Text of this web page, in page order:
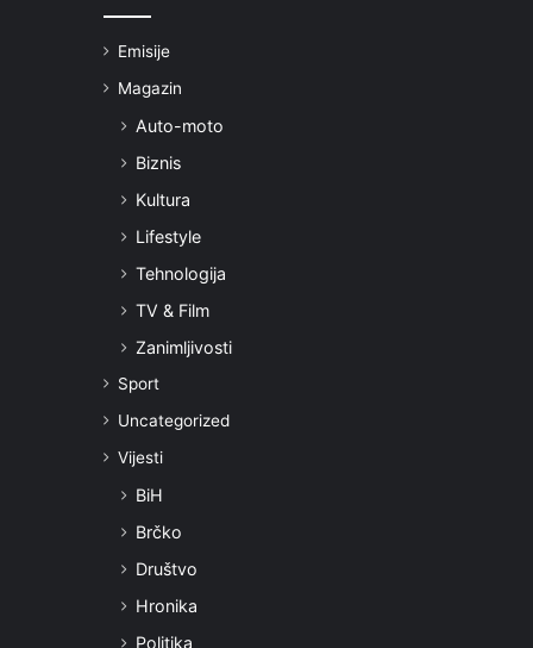
Emisije
Magazin
Auto-moto
Biznis
Kultura
Lifestyle
Tehnologija
TV & Film
Zanimljivosti
Sport
Uncategorized
Vijesti
BiH
Brčko
Društvo
Hronika
Politika